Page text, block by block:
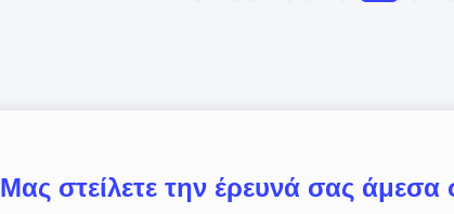
Μας στείλετε την έρευνά σας άμεσα